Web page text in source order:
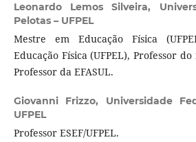
Leonardo Lemos Silveira,
Pelotas – UFPEL
Mestre em Educação Física
Educação Física (UFPEL), Professor
Professor da EFASUL.
Giovanni Frizzo, Universidade
UFPEL
Professor ESEF/UFPEL.